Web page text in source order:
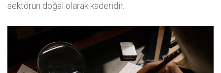
sektörün doğal olarak kaderidir.